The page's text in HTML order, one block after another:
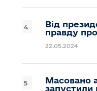
Від
правду
22.05.2024
Масовано
запустили